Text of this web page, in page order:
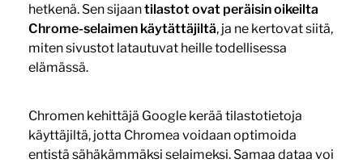
hetkenä. Sen sijaantilastot ovat peräisin oikeilta
Chrome-selaimen käytättäjiltä, ja ne kertovat siitä,
miten sivustot latautuvat heille todellisessa
elämässä.
Chromen kehittäjä Google kerää tilastotietoja
käyttäjiltä, jotta Chromea voidaan optimoida
entistä sähäkämmäksi selaimeksi. Samaa dataa voi